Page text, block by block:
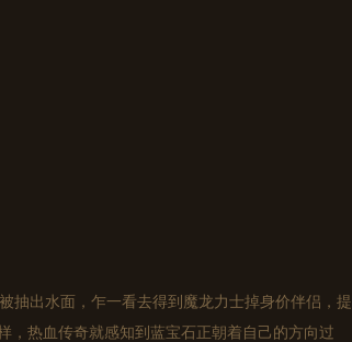
出水面，乍一看去得到魔龙力士掉身价伴侣，提
，热血传奇就感知到蓝宝石正朝着自己的方向过